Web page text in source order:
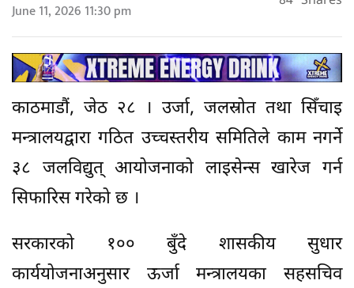
June 11, 2026 11:30 pm
काठमाडौं, जेठ २८ । उर्जा, जलस्रोत तथा सिँचाइ
मन्त्रालयद्वारा गठित उच्चस्तरीय समितिले काम नगर्ने
३८ जलविद्युत् आयोजनाको लाइसेन्स खारेज गर्न
सिफारिस गरेको छ ।
सरकारको १०० बुँदे शासकीय सुधार
कार्ययोजनाअनुसार ऊर्जा मन्त्रालयका सहसचिव